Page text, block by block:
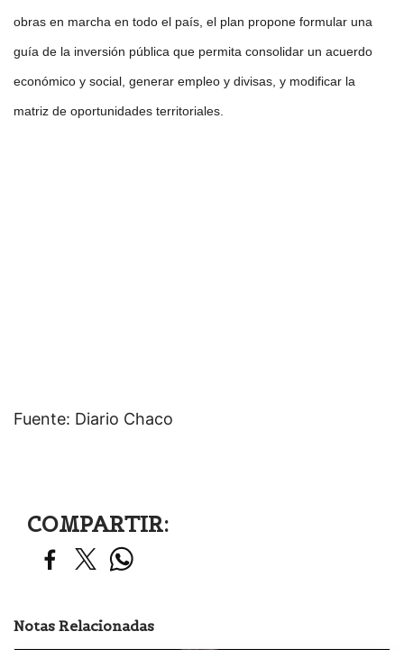
obras en marcha en todo el país, el plan propone formular una
guía de la inversión pública que permita consolidar un acuerdo
económico y social, generar empleo y divisas, y modificar la
matriz de oportunidades territoriales.
Fuente: Diario Chaco
COMPARTIR:
Notas Relacionadas